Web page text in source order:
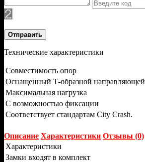
Отправить
Технические характеристики
Совместимость опор
Оснащенный Т-образной направляющей
Максимальная нагрузка
С возможностью фиксации
Соответствует стандартам City Crash.
Описание Характеристики Отзывы (0)
Характеристики
Замки входят в комплект